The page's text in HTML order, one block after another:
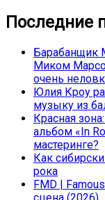
Последние
Барабанщик
Миком
очень
Юлия Кроу
музыку из
Красная
альбом «In
мастеринге?
Как
рока
FMD |